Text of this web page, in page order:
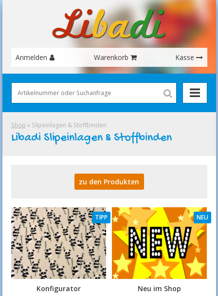
Anmelden Warenkorb Kasse
Shop » Slipeinlagen & Stoffbinden
Libadi Slipeinlagen & Stoffbinden
zu den Produkten
TIPP
Konfigurator
NEU
Neu im Shop